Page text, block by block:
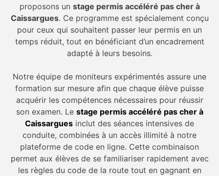
proposons un stage permis accéléré pas cher à
Caissargues. Ce programme est spécialement conçu
pour ceux qui souhaitent passer leur permis en un
temps réduit, tout en bénéficiant d’un encadrement
adapté à leurs besoins.
Notre équipe de moniteurs expérimentés assure une
formation sur mesure afin que chaque élève puisse
acquérir les compétences nécessaires pour réussir
son examen. Le stage permis accéléré pas cher à
Caissargues inclut des séances intensives de
conduite, combinées à un accès illimité à notre
plateforme de code en ligne. Cette combinaison
permet aux élèves de se familiariser rapidement avec
les règles du code de la route tout en gagnant en